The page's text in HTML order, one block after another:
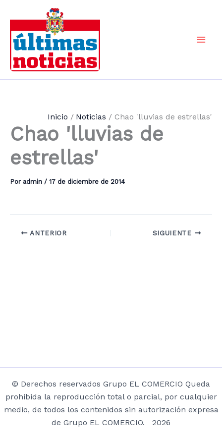
contenido
Inicio Noticias Chao 'lluvias de estrellas'
Chao 'lluvias de
estrellas'
Por admin / 17 de diciembre de 2014
ANTERIOR SIGUIENTE
© Derechos reservados Grupo EL COMERCIO Queda
prohibida la reproducción total o parcial, por cualquier
medio, de todos los contenidos sin autorización expresa
de Grupo EL COMERCIO. 2026